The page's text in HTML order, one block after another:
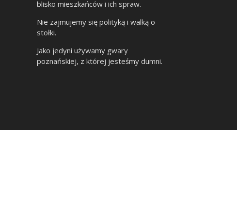
blisko mieszkańców i ich spraw.
Nie zajmujemy się polityką i walką o
stołki.
Jako jedyni używamy gwary
poznańskiej, z której jesteśmy dumni.